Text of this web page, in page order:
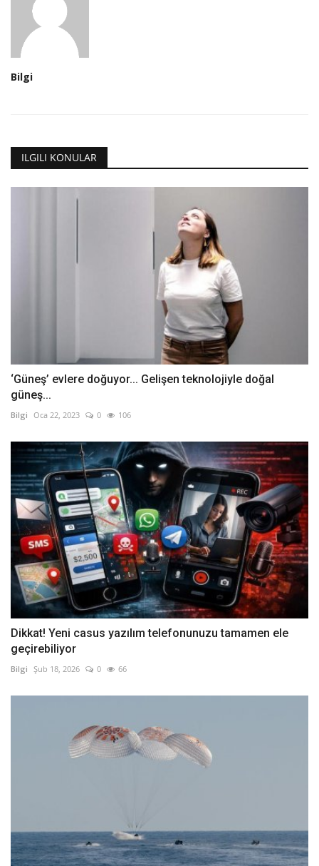
Bilgi
ILGILI KONULAR
‘Güneş’ evlere doğuyor... Gelişen teknolojiyle doğal
güneş...
Bilgi Oca 22, 2023 0 106
Dikkat! Yeni casus yazılım telefonunuzu tamamen ele
geçirebiliyor
Bilgi Şub 18, 2026 0 66